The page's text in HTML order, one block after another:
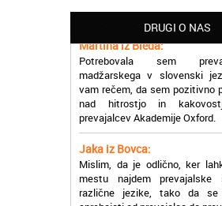
DRUGI O NAS
Potrebovala sem
madžarskega v slovenski
vam rečem, da sem pozitivno
nad hitrostjo in
prevajalcev Akademije Oxford.
Jaka iz Bovca:
Mislim, da je odlično, ker
mestu najdem
različne jezike, tako da se
sprehajati od prevajalca do